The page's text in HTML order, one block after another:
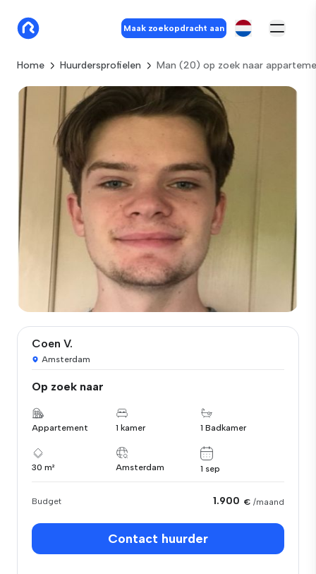
Maak zoekopdracht aan
Home Huurdersprofielen Man (20) op zoek naar
Coen V.
Amsterdam
Op zoek naar
Appartement 1 kamer 1 Badkamer
30 m² Amsterdam 1 sep
Budget 1.900 € /maand
Contact huurder